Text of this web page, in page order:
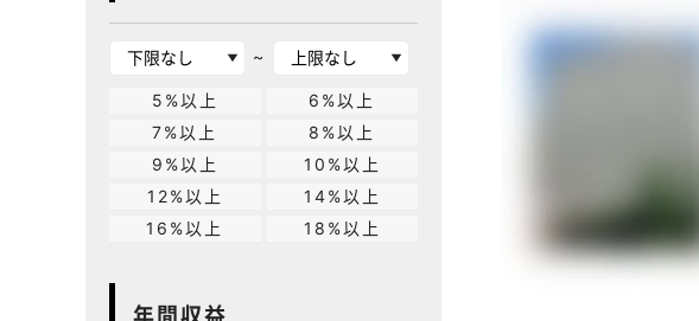
~
5%以上
6%以上
7%以上
8%以上
9%以上
10%以上
12%以上
14%以上
16%以上
18%以上
年間収益